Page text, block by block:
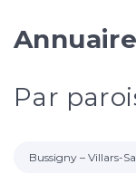
Par
Bussigny – Villars-